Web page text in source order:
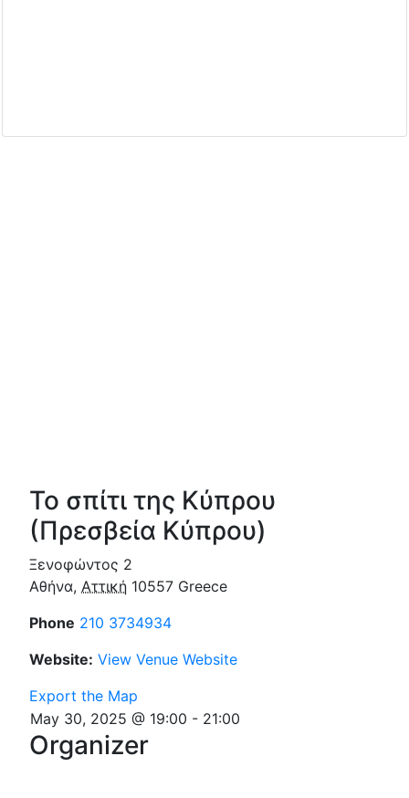
Το σπίτι της Κύπρου
(Πρεσβεία Κύπρου)
Ξενοφώντος 2
Αθήνα, Αττική 10557 Greece
Phone 210 3734934
Website: View Venue Website
Export the Map
May 30, 2025 @ 19:00 - 21:00
Organizer